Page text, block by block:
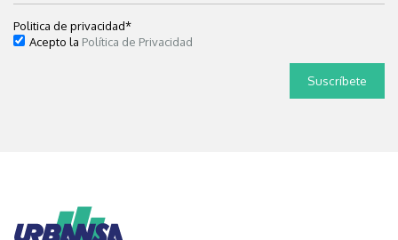
Politica de privacidad*
Acepto la Política de Privacidad